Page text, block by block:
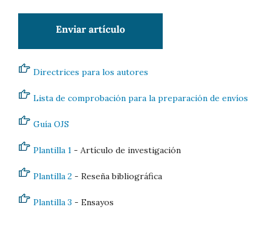
Directrices para los autores
Lista de comprobación para la preparación de envíos
Guía OJS
Plantilla 1 - Artículo de investigación
Plantilla 2 - Reseña bibliográfica
Plantilla 3 - Ensayos